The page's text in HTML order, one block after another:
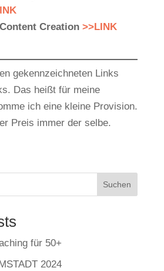
Creation >>LINK
gekennzeichneten Links
Das heißt für meine
ich eine kleine Provision.
Preis immer der selbe.
Suchen
für 50+
2024